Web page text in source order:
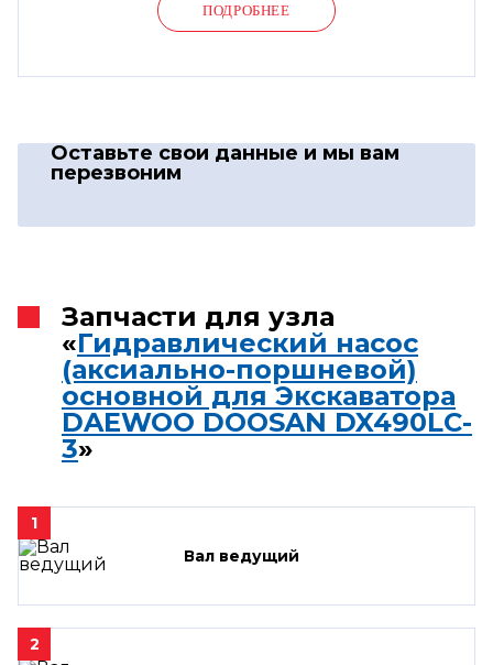
ПОДРОБНЕЕ
Оставьте свои данные и мы вам
перезвоним
Запчасти для узла
«Гидравлический насос
(аксиально-поршневой)
основной для Экскаватора
DAEWOO DOOSAN DX490LC-
3»
1
Вал ведущий
2